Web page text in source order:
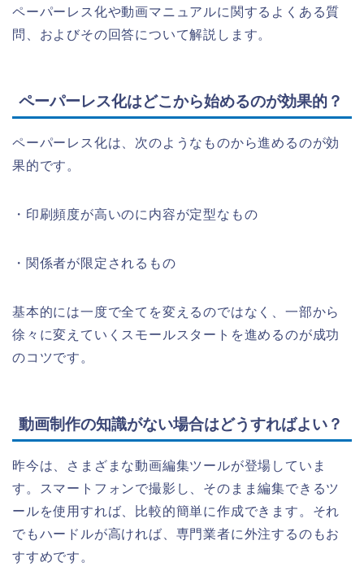
ペーパーレス化や動画マニュアルに関するよくある質
問、およびその回答について解説します。
ペーパーレス化はどこから始めるのが効果的？
ペーパーレス化は、次のようなものから進めるのが効
果的です。
・印刷頻度が高いのに内容が定型なもの
・関係者が限定されるもの
基本的には一度で全てを変えるのではなく、一部から
徐々に変えていくスモールスタートを進めるのが成功
のコツです。
動画制作の知識がない場合はどうすればよい？
昨今は、さまざまな動画編集ツールが登場していま
す。スマートフォンで撮影し、そのまま編集できるツ
ールを使用すれば、比較的簡単に作成できます。それ
でもハードルが高ければ、専門業者に外注するのもお
すすめです。